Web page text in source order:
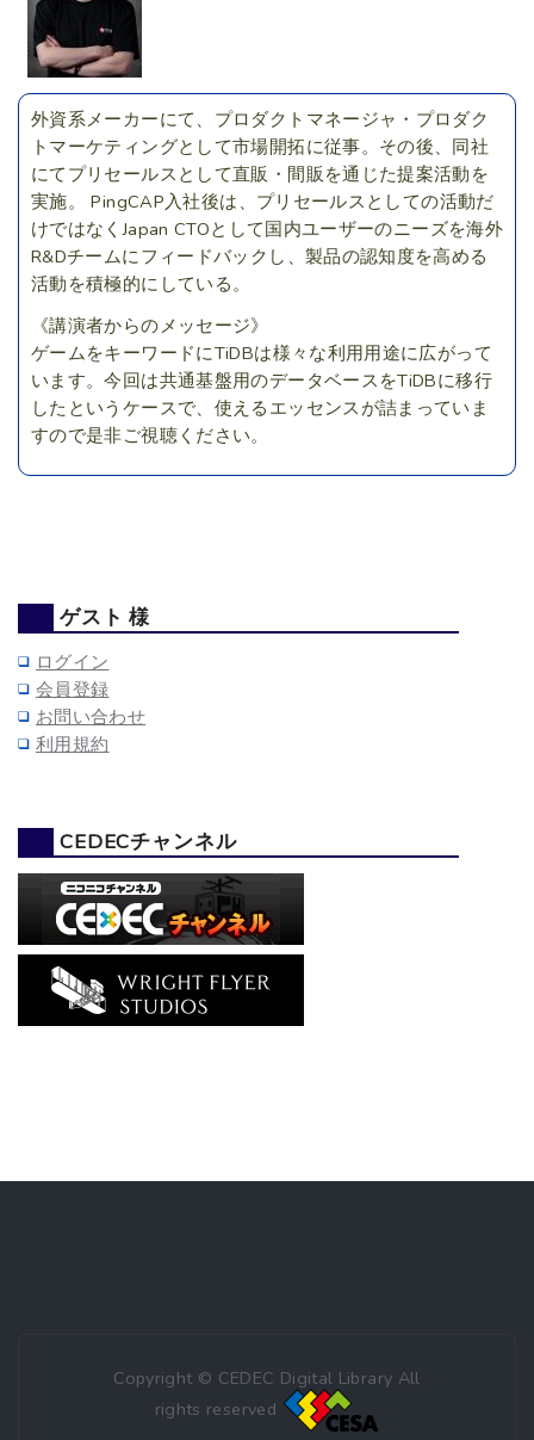
外資系メーカーにて、プロダクトマネージャ・プロダク
トマーケティングとして市場開拓に従事。その後、同社
にてプリセールスとして直販・間販を通じた提案活動を
実施。 PingCAP入社後は、プリセールスとしての活動だ
けではなくJapan CTOとして国内ユーザーのニーズを海外
R&Dチームにフィードバックし、製品の認知度を高める
活動を積極的にしている。
《講演者からのメッセージ》
ゲームをキーワードにTiDBは様々な利用用途に広がって
います。今回は共通基盤用のデータベースをTiDBに移行
したというケースで、使えるエッセンスが詰まっていま
すので是非ご視聴ください。
ゲスト 様
ログイン
会員登録
お問い合わせ
利用規約
CEDECチャンネル
Copyright © CEDEC Digital Library All
rights reserved